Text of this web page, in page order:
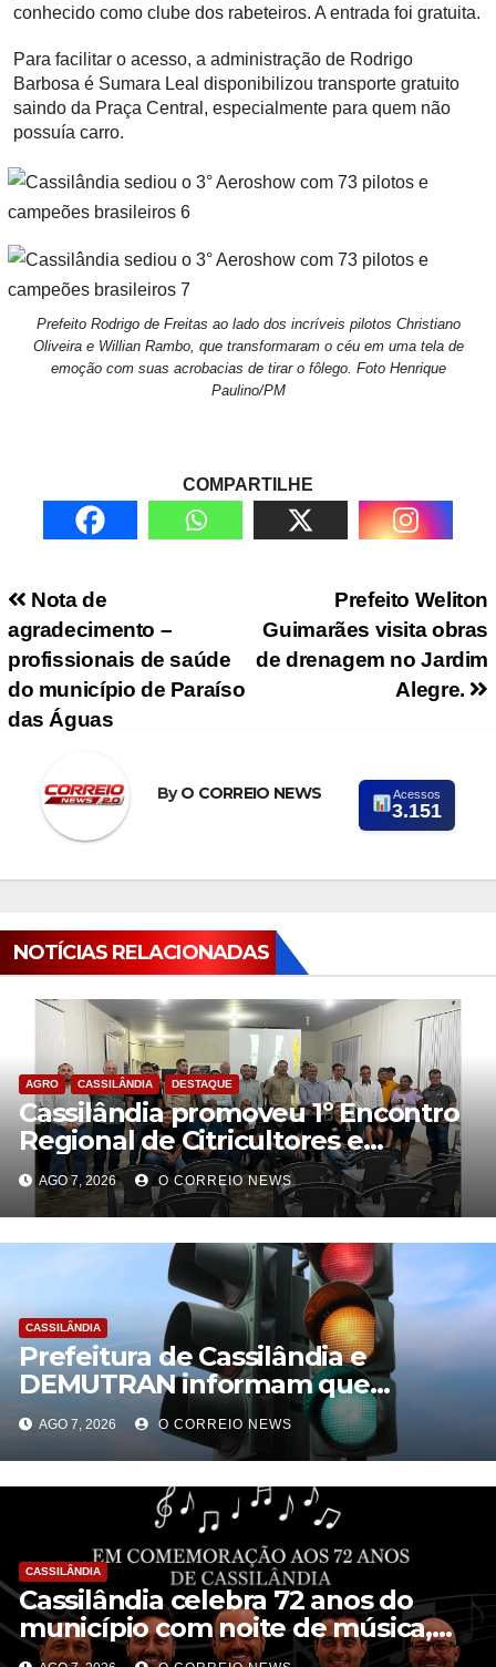
conhecido como clube dos rabeteiros. A entrada foi gratuita.
Para facilitar o acesso, a administração de Rodrigo
Barbosa é Sumara Leal disponibilizou transporte gratuito
saindo da Praça Central, especialmente para quem não
possuía carro.
Prefeito Rodrigo de Freitas ao lado dos incríveis pilotos Christiano
Oliveira e Willian Rambo, que transformaram o céu em uma tela de
emoção com suas acrobacias de tirar o fôlego. Foto Henrique
Paulino/PM
COMPARTILHE
Navegação de Post
Prefeito Weliton
Guimarães visita obras
de drenagem no Jardim
Alegre.
Nota de
agradecimento –
profissionais de saúde
do município de Paraíso
das Águas
ByO CORREIO NEWS Acessos
3.151
NOTÍCIAS RELACIONADAS
AGRO CASSILÂNDIA DESTAQUE
Cassilândia promoveu 1º Encontro
Regional de Citricultores e
fortalece o desenvolvimento da
citricultura
AGO 7, 2026 O CORREIO NEWS
CASSILÂNDIA
Prefeitura de Cassilândia e
DEMUTRAN informam que
semáforo entre as ruas Amin José
e Antônio Paulino entrou em
funcionamento
AGO 7, 2026 O CORREIO NEWS
CASSILÂNDIA
Cassilândia celebra 72 anos do
município com noite de música,
cultura e interação na Praça São